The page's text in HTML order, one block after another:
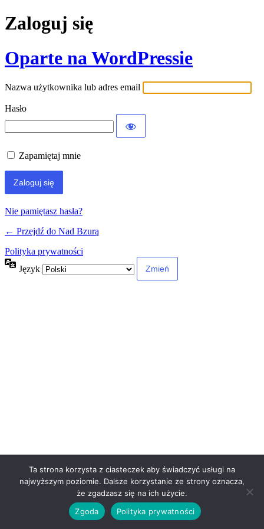
Zaloguj się
Oparte na WordPressie
Nazwa użytkownika lub adres email
Hasło
Zapamiętaj mnie
Nie pamiętasz hasła?
← Przejdź do Nad Bzurą
Polityka prywatności
Język
Ta strona korzysta z ciasteczek aby świadczyć usługi na
najwyższym poziomie. Dalsze korzystanie ze strony oznacza,
że zgadzasz się na ich użycie.
Zgoda
Polityka prywatności